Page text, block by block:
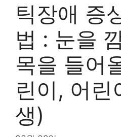
틱장애 증
법 : 눈을
목을 들어
린이, 어린
생)